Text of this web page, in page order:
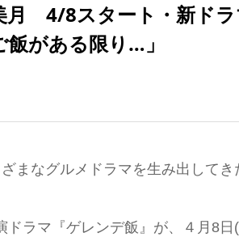
月 4/8スタート・新ド
がある限り…」
まなグルメドラマを生み出してき
ラマ『ゲレンデ飯』が、４月8日(